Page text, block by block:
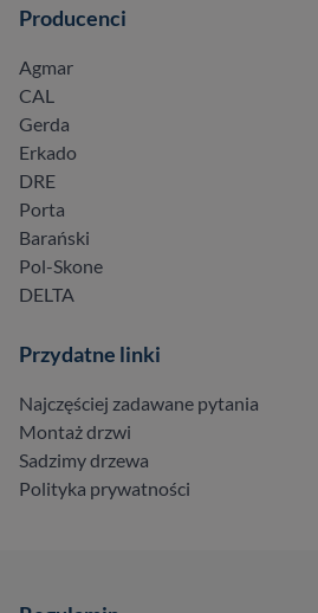
Producenci
Agmar
CAL
Gerda
Erkado
DRE
Porta
Barański
Pol-Skone
DELTA
Przydatne linki
Najczęściej zadawane pytania
Montaż drzwi
Sadzimy drzewa
Polityka prywatności